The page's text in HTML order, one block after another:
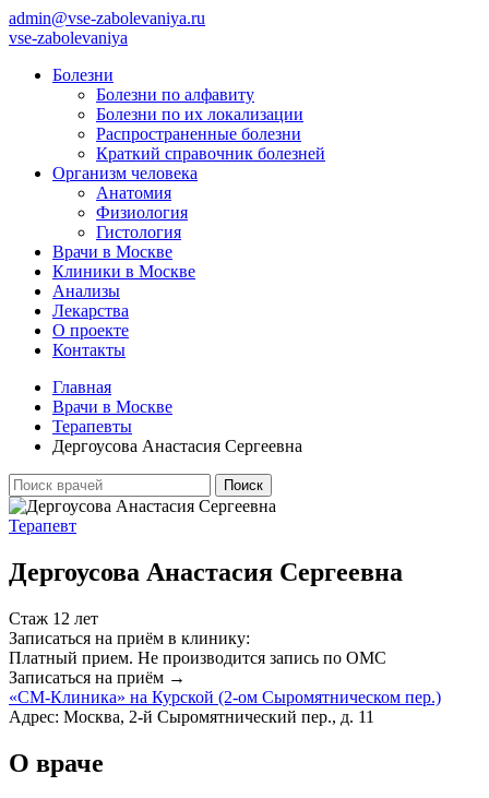
admin@vse-zabolevaniya.ru
vse-zabolevaniya
Болезни
Болезни по алфавиту
Болезни по их локализации
Распространенные болезни
Краткий справочник болезней
Организм человека
Анатомия
Физиология
Гистология
Врачи в Москве
Клиники в Москве
Анализы
Лекарства
О проекте
Контакты
Главная
Врачи в Москве
Терапевты
Дергоусова Анастасия Сергеевна
Терапевт
Дергоусова Анастасия Сергеевна
Стаж 12 лет
Записаться на приём в клинику:
Платный прием. Не производится запись по ОМС
Записаться на приём →
«СМ-Клиника» на Курской (2-ом Сыромятническом пер.)
Адрес: Москва, 2-й Сыромятнический пер., д. 11
О враче